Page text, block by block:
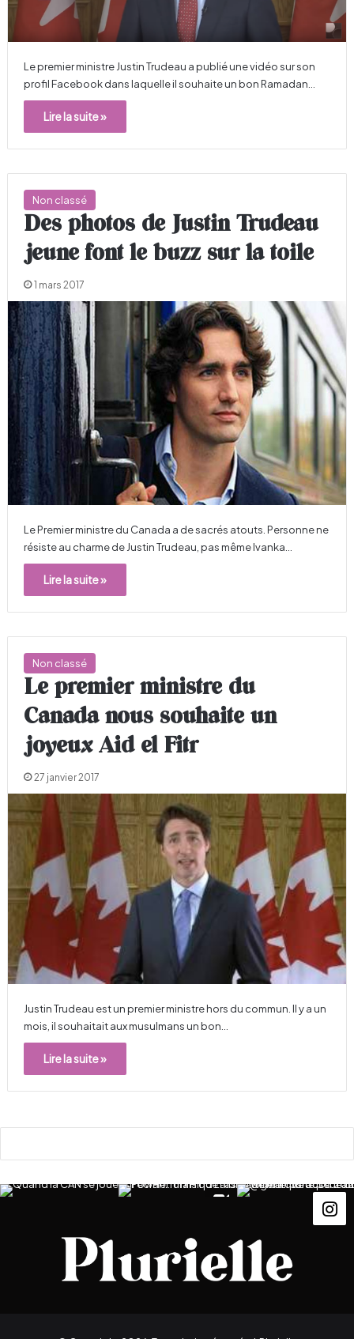
Le premier ministre Justin Trudeau a publié une vidéo sur son
profil Facebook dans laquelle il souhaite un bon Ramadan…
Lire la suite »
Non classé
Des photos de Justin Trudeau
jeune font le buzz sur la toile
1 mars 2017
Le Premier ministre du Canada a de sacrés atouts. Personne ne
résiste au charme de Justin Trudeau, pas même Ivanka…
Lire la suite »
Non classé
Le premier ministre du
Canada nous souhaite un
joyeux Aid el Fitr
27 janvier 2017
Justin Trudeau est un premier ministre hors du commun. Il y a un
mois, il souhaitait aux musulmans un bon…
Lire la suite »